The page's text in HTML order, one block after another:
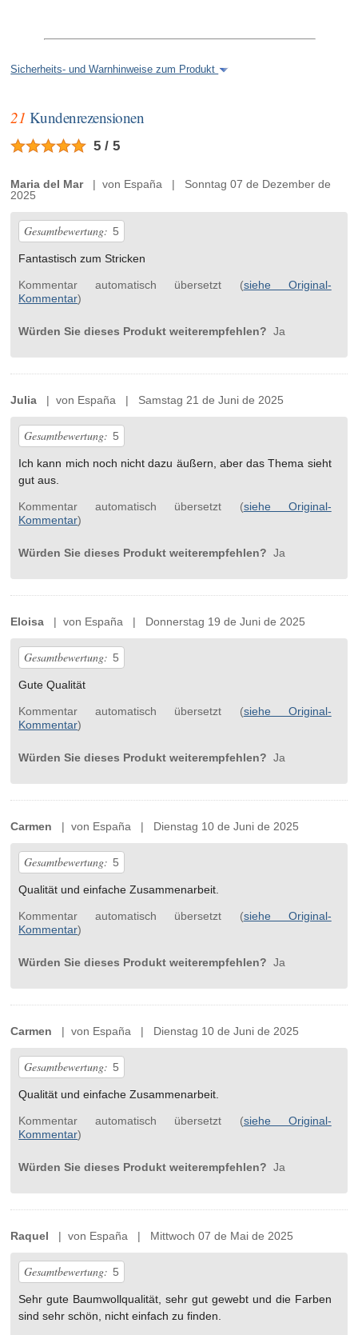
Sicherheits- und Warnhinweise zum Produkt
21 Kundenrezensionen
5 / 5
Maria del Mar| von España | Sonntag 07 de Dezember de
2025
Gesamtbewertung: 5
Fantastisch zum Stricken
Kommentar automatisch übersetzt (siehe Original-
Kommentar)
Würden Sie dieses Produkt weiterempfehlen? Ja
Julia | von España | Samstag 21 de Juni de 2025
Gesamtbewertung: 5
Ich kann mich noch nicht dazu äußern, aber das Thema sieht
gut aus.
Kommentar automatisch übersetzt (siehe Original-
Kommentar)
Würden Sie dieses Produkt weiterempfehlen? Ja
Eloisa | von España | Donnerstag 19 de Juni de 2025
Gesamtbewertung: 5
Gute Qualität
Kommentar automatisch übersetzt (siehe Original-
Kommentar)
Würden Sie dieses Produkt weiterempfehlen? Ja
Carmen | von España | Dienstag 10 de Juni de 2025
Gesamtbewertung: 5
Qualität und einfache Zusammenarbeit.
Kommentar automatisch übersetzt (siehe Original-
Kommentar)
Würden Sie dieses Produkt weiterempfehlen? Ja
Carmen | von España | Dienstag 10 de Juni de 2025
Gesamtbewertung: 5
Qualität und einfache Zusammenarbeit.
Kommentar automatisch übersetzt (siehe Original-
Kommentar)
Würden Sie dieses Produkt weiterempfehlen? Ja
Raquel | von España | Mittwoch 07 de Mai de 2025
Gesamtbewertung: 5
Sehr gute Baumwollqualität, sehr gut gewebt und die Farben
sind sehr schön, nicht einfach zu finden.